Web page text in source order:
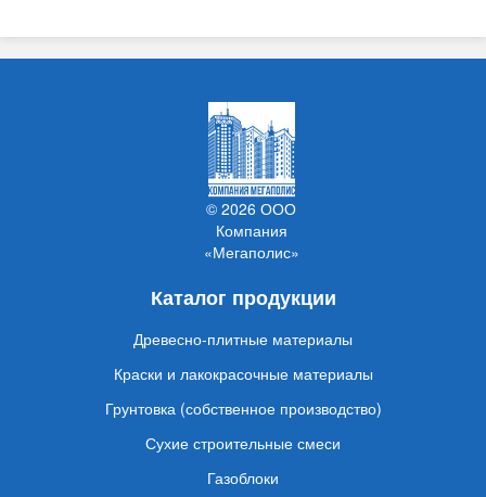
© 2026 ООО
Компания
«Мегаполис»
Каталог продукции
Древесно-плитные материалы
Краски и лакокрасочные материалы
Грунтовка (собственное производство)
Сухие строительные смеси
Газоблоки